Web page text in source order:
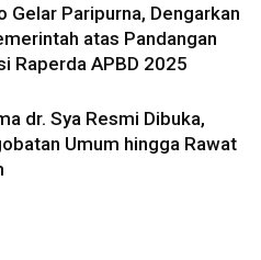
Gelar Paripurna, Dengarkan
atas Pandangan
Raperda APBD 2025
dr. Sya Resmi Dibuka,
Umum hingga Rawat